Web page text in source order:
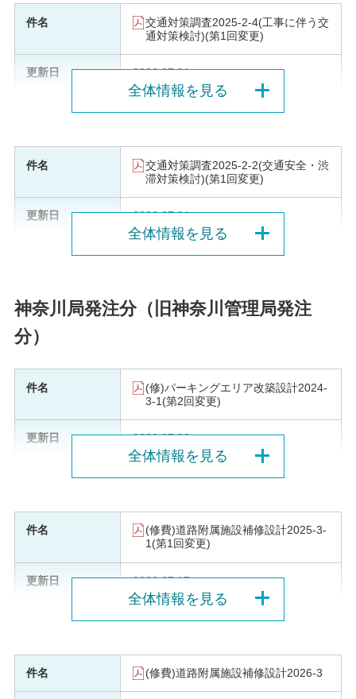
交通対策調査2025-2-4(工事に伴う交
通対策検討)(第1回変更)
2026.07.01
全体情報を見る
交通対策調査2025-2-2(交通安全・渋
滞対策検討)(第1回変更)
2026.07.01
全体情報を見る
神奈川局発注分（旧神奈川管理局発注
分）
(修)パーキングエリア改築設計2024-
3-1(第2回変更)
2026.07.29
全体情報を見る
(修費)道路附属施設補修設計2025-3-
1(第1回変更)
2026.07.17
全体情報を見る
(修費)道路附属施設補修設計2026-3